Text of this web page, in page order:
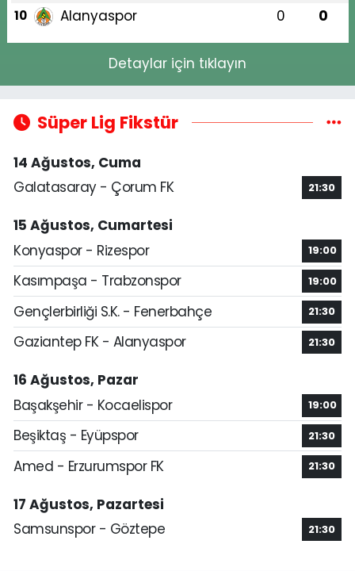
10 Alanyaspor 0 0
Detaylar için tıklayın
Süper Lig Fikstür
14 Ağustos, Cuma
Galatasaray - Çorum FK
21:30
15 Ağustos, Cumartesi
Konyaspor - Rizespor
19:00
Kasımpaşa - Trabzonspor 19:00
Gençlerbirliği S.K. - Fenerbahçe 21:30
Gaziantep FK - Alanyaspor 21:30
16 Ağustos, Pazar
Başakşehir - Kocaelispor
19:00
Beşiktaş - Eyüpspor 21:30
Amed - Erzurumspor FK 21:30
17 Ağustos, Pazartesi
Samsunspor - Göztepe
21:30